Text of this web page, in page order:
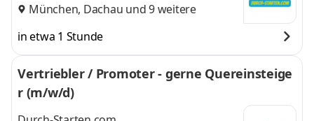
München, Dachau und 9 weitere
in etwa 1 Stunde
Vertriebler / Promoter - gerne Quereinsteige
r (m/w/d)